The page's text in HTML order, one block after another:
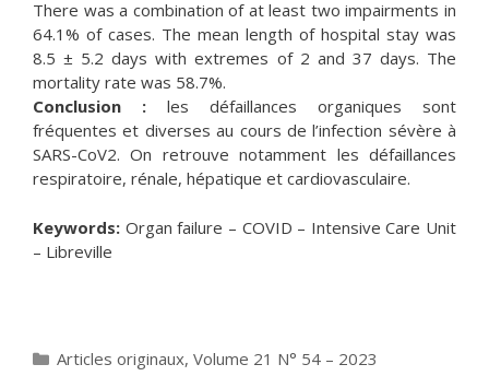
There was a combination of at least two impairments in
64.1% of cases. The mean length of hospital stay was
8.5 ± 5.2 days with extremes of 2 and 37 days. The
mortality rate was 58.7%.
Conclusion : les défaillances organiques sont
fréquentes et diverses au cours de l’infection sévère à
SARS-CoV2. On retrouve notamment les défaillances
respiratoire, rénale, hépatique et cardiovasculaire.
Keywords: Organ failure – COVID – Intensive Care Unit
– Libreville
Catégories
Articles originaux, Volume 21 N° 54 – 2023